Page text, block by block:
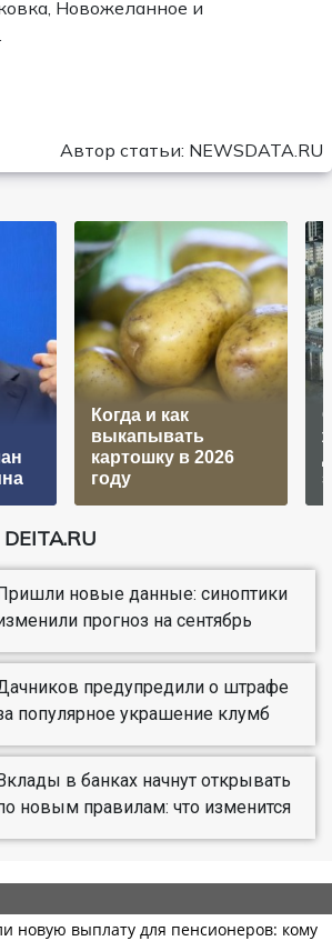
Новожеланное и
Автор статьи: NEWSDATA.RU
Когда и как
выкапывать
картошку в 2026
году
новые данные: синоптики
прогноз на сентябрь
предупредили о штрафе
популярное украшение клумб
в банках начнут открывать
новым правилам: что изменится